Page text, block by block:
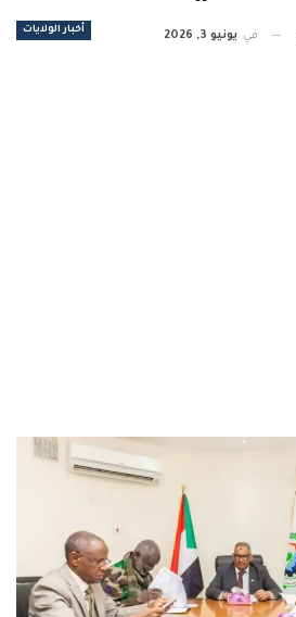
أخبار الولايات في يونيو 3, 2026